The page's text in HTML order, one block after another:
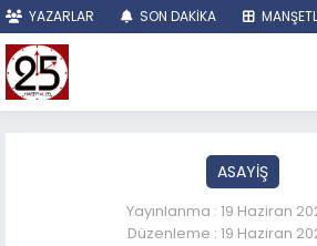
YAZARLAR SON DAKİKA
ASAYİŞ
Yayınlanma : 19 Haziran
Düzenleme : 19 Haziran